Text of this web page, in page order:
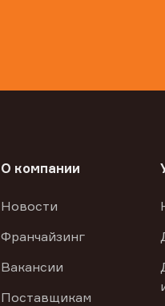
О компании
Новости
Франчайзинг
Вакансии
Поставщикам